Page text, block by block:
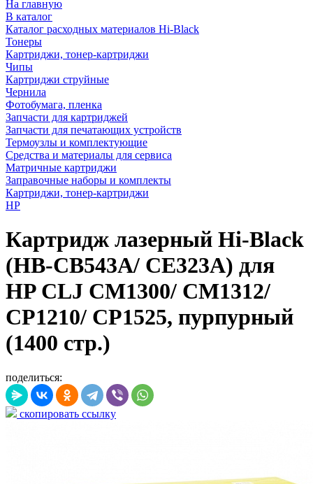
На главную
В каталог
Каталог расходных материалов Hi-Black
Тонеры
Картриджи, тонер-картриджи
Чипы
Картриджи струйные
Чернила
Фотобумага, пленка
Запчасти для картриджей
Запчасти для печатающих устройств
Термоузлы и комплектующие
Средства и материалы для сервиса
Матричные картриджи
Заправочные наборы и комплекты
Картриджи, тонер-картриджи
HP
Картридж лазерный Hi-Black
(HB-CB543A/ CE323A) для
HP CLJ CM1300/ CM1312/
CP1210/ CP1525, пурпурный
(1400 стр.)
поделиться:
скопировать ссылку